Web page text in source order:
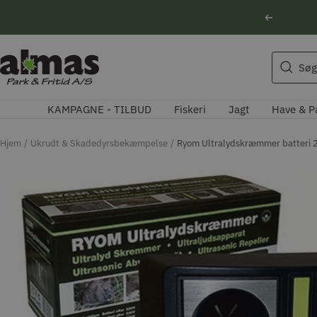
Forrige
Søg
Almas
Park
KAMPAGNE - TILBUD Fiskeri Jagt Have &
Hjem Ukrudt & Skadedyrsbekæmpelse Ryom Ultralydskræmmer batteri
Søgeforslag
Husqvarna motorsav
Kikkert
Natoptik